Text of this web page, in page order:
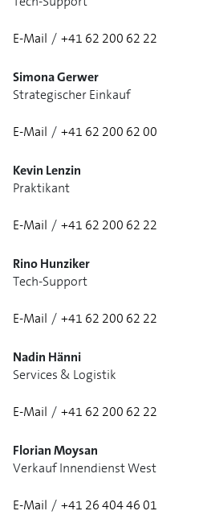
E-Mail / +41 62 200 62 22
Simona Gerwer
Strategischer Einkauf
E-Mail / +41 62 200 62 00
Kevin Lenzin
Praktikant
E-Mail / +41 62 200 62 22
Rino Hunziker
Tech-Support
E-Mail / +41 62 200 62 22
Nadin Hänni
Services & Logistik
E-Mail / +41 62 200 62 22
Florian Moysan
Verkauf Innendienst West
E-Mail / +41 26 404 46 01